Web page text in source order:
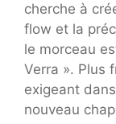
cherche à
flow et la
le morceau
Verra ». Plus
exigeant
nouveau